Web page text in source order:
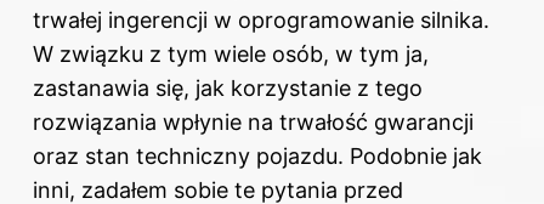
trwałej ingerencji w oprogramowanie silnika.
W związku z tym wiele osób, w tym ja,
zastanawia się, jak korzystanie z tego
rozwiązania wpłynie na trwałość gwarancji
oraz stan techniczny pojazdu. Podobnie jak
inni, zadałem sobie te pytania przed